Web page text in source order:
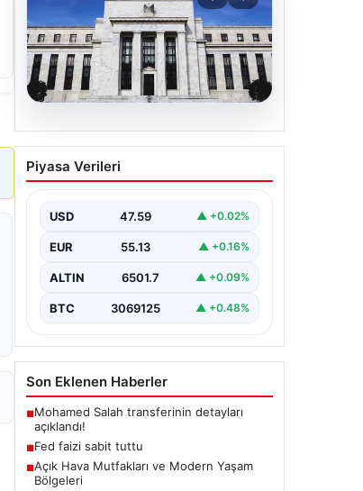
Fed faizi sabit tuttu
Piyasa Verileri
USD 47.59 ▲ +0.02%
EUR 55.13 ▲ +0.16%
ALTIN 6501.7 ▲ +0.09%
BTC 3069125 ▲ +0.48%
Son Eklenen Haberler
■Mohamed Salah transferinin detayları
açıklandı!
■Fed faizi sabit tuttu
■Açık Hava Mutfakları ve Modern Yaşam
Bölgeleri